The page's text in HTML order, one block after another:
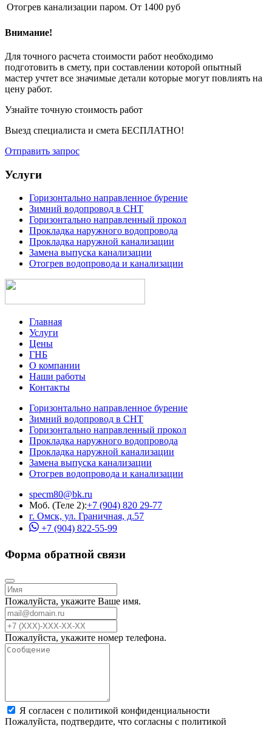
Отогрев канализации паром. От 1400 руб
Внимание!
Для точного расчета стоимости работ необходимо
подготовить в смету, при составлении которой опытный
мастер учтет все значимые детали которые могут повлиять на
цену работ.
Узнайте точную стоимость работ
Выезд специалиста и смета БЕСПЛАТНО!
Отправить запрос
Услуги
Горизонтально направленное бурение
Зимний водопровод в СНТ
Горизонтально направленный прокол
Прокладка наружного водопровода
Прокладка наружной канализации
Замена выпуска канализации
Отогрев водопровода и канализации
Главная
Услуги
Цены
ГНБ
О компании
Наши работы
Контакты
Горизонтально направленное бурение
Зимний водопровод в СНТ
Горизонтально направленный прокол
Прокладка наружного водопровода
Прокладка наружной канализации
Замена выпуска канализации
Отогрев водопровода и канализации
specm80@bk.ru
Моб. (Теле 2):+7 (904) 820 29-77
г. Омск, ул. Граничная, д.57
+7 (904) 822-55-99
Форма обратной связи
Пожалуйста, укажите Ваше имя.
Пожалуйста, укажите номер телефона.
Я согласен с политикой конфиденциальности
Пожалуйста, подтвердите, что согласны с политикой